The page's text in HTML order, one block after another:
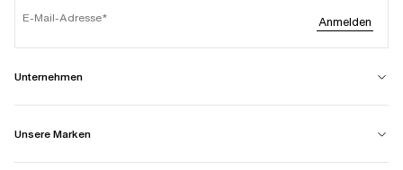
E-Mail-Adresse Anmelden
Unternehmen
Unsere Marken